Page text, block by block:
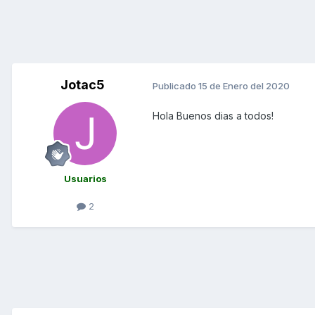
Jotac5
Usuarios
2
Publicado 15 de Enero del 2020
Hola Buenos dias a todos!